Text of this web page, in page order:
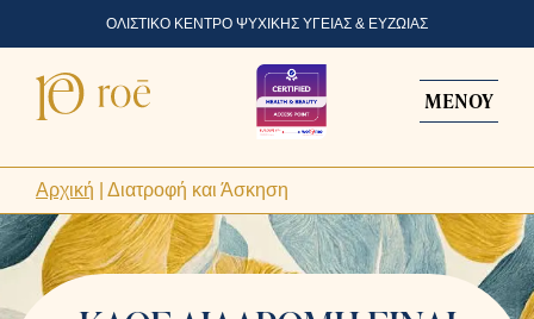
ΟΛΙΣΤΙΚΟ ΚΕΝΤΡΟ ΨΥΧΙΚΗΣ ΥΓΕΙΑΣ & ΕΥΖΩΙΑΣ
ΜΕΝΟΥ
Αρχική Διατροφή και Άσκηση